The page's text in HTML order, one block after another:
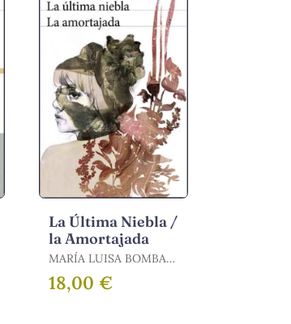
La Última Niebla /
la Amortajada
MARÍA LUISA BOMBAL
/ BOMBAL, MARÍA
LUISA
18,00 €